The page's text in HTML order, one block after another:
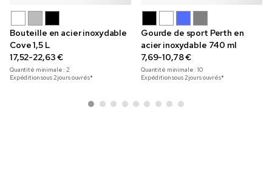
Bouteille en acier inoxydable
Cove 1,5 L
17,52-22,63 €
Quantité minimale :2
Expédition sous 2 jours ouvrés*
Gourde de sport Perth en
acier inoxydable 740 ml
7,69-10,78 €
Quantité minimale :10
Expédition sous 2 jours ouvrés*